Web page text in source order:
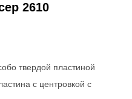
2610
твердой пластиной
с центровкой с